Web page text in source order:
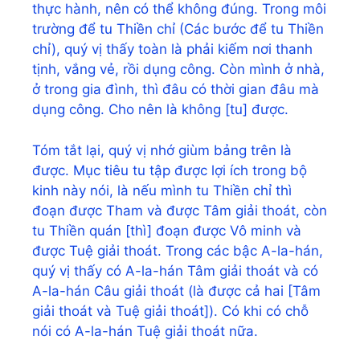
thực hành, nên có thể không đúng. Trong môi
trường để tu Thiền chỉ (Các bước để tu Thiền
chỉ), quý vị thấy toàn là phải kiếm nơi thanh
tịnh, vắng vẻ, rồi dụng công. Còn mình ở nhà,
ở trong gia đình, thì đâu có thời gian đâu mà
dụng công. Cho nên là không [tu] được.
Tóm tắt lại, quý vị nhớ giùm bảng trên là
được. Mục tiêu tu tập được lợi ích trong bộ
kinh này nói, là nếu mình tu Thiền chỉ thì
đoạn được Tham và được Tâm giải thoát, còn
tu Thiền quán [thì] đoạn được Vô minh và
được Tuệ giải thoát. Trong các bậc A-la-hán,
quý vị thấy có A-la-hán Tâm giải thoát và có
A-la-hán Câu giải thoát (là được cả hai [Tâm
giải thoát và Tuệ giải thoát]). Có khi có chỗ
nói có A-la-hán Tuệ giải thoát nữa.